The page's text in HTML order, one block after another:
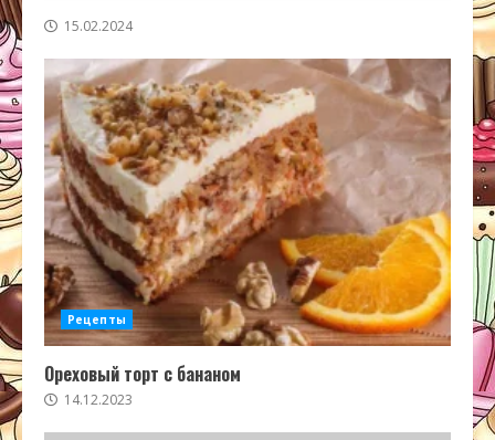
15.02.2024
Рецепты
Ореховый торт с бананом
14.12.2023